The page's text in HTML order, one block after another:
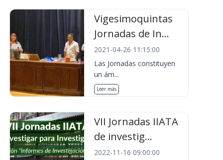
Vigesimoquintas
Jornadas de In...
2021-04-26 11:15:00
Las Jornadas constituyen
un ám...
Leer más
VII Jornadas IIATA
de investig...
2022-11-16 09:00:00